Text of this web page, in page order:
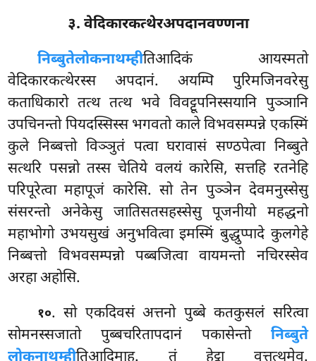
३. वेदिकारकत्थेरअपदानवण्णना
निब्बुतेलोकनाथम्हीतिआदिकं आयस्मतो
वेदिकारकत्थेरस्स अपदानं. अयम्पि पुरिमजिनवरेसु
कताधिकारो तत्थ तत्थ भवे विवट्टूपनिस्सयानि पुञ्ञानि
उपचिनन्तो पियदस्सिस्स भगवतो काले विभवसम्पन्ने एकस्मिं
कुले निब्बत्तो विञ्ञुतं पत्वा घरावासं सण्ठपेत्वा निब्बुते
सत्थरि पसन्नो तस्स चेतिये वलयं कारेसि, सत्तहि रतनेहि
परिपूरेत्वा महापूजं कारेसि. सोतेन पुञ्ञेन देवमनुस्सेसु
संसरन्तो अनेकेसु जातिसतसहस्सेसु पूजनीयो महद्धनो
महाभोगो उभयसुखं अनुभवित्वा इमस्मिं बुद्धुप्पादे कुलगेहे
निब्बत्तो विभवसम्पन्नो पब्बजित्वा वायमन्तो नचिरस्सेव
अरहा अहोसि.
१०. सो एकदिवसं अत्तनो पुब्बे कतकुसलं सरित्वा
सोमनस्सजातो पुब्बचरितापदानं पकासेन्तो निब्बुते